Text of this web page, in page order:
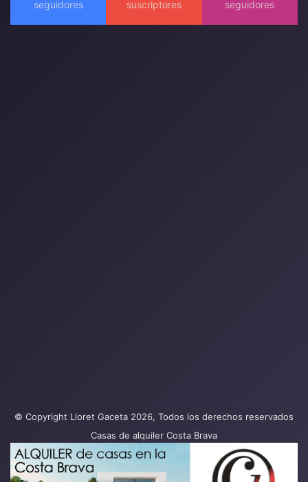
© Copyright Lloret Gaceta 2026, Todos los derechos reservados
Casas de alquiler Costa Brava